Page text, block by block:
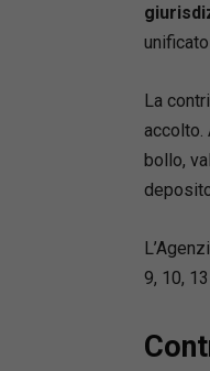
La
accolto.
bollo,
9, 10,